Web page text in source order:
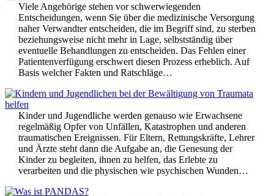
Viele Angehörige stehen vor schwerwiegenden
Entscheidungen, wenn Sie über die medizinische Versorgung
naher Verwandter entscheiden, die im Begriff sind, zu sterben
beziehungsweise nicht mehr in Lage, selbstständig über
eventuelle Behandlungen zu entscheiden. Das Fehlen einer
Patientenverfügung erschwert diesen Prozess erheblich. Auf
Basis welcher Fakten und Ratschläge…
Kinder und Jugendliche werden genauso wie Erwachsene
regelmäßig Opfer von Unfällen, Katastrophen und anderen
traumatischen Ereignissen. Für Eltern, Rettungskräfte, Lehrer
und Ärzte steht dann die Aufgabe an, die Genesung der
Kinder zu begleiten, ihnen zu helfen, das Erlebte zu
verarbeiten und die physischen wie psychischen Wunden…